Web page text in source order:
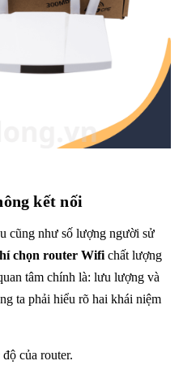
kết nối
cũng như số lượng người sử
chọn router Wifi chất lượng
tâm chính là: lưu lượng và
ta phải hiểu rõ hai khái niệm
của router.